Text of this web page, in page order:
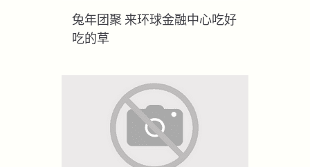
兔年团聚 来环球金融中心吃好
吃的草